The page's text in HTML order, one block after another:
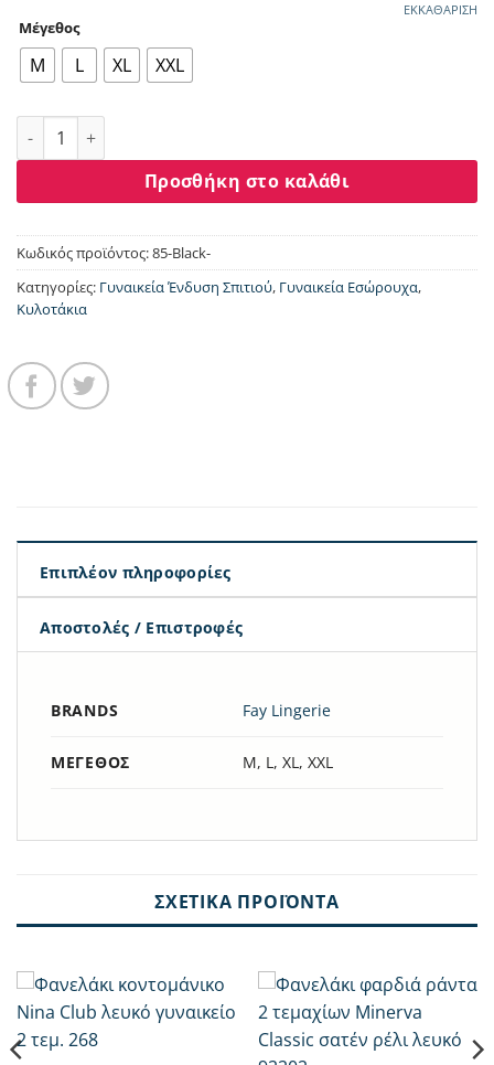
Μέγεθος
M L XL XXL
ΕΚΚΑΘΆΡΙΣΗ
Γυναικεία κυλότα 2/4 Φαρδύ λαστίχο "Classic" Fay Lingerie
Προσθήκη στο καλάθι
Κωδικός προϊόντος:85-Black-
Κατηγορίες: Γυναικεία Ένδυση Σπιτιού, Γυναικεία Εσώρουχα,
Κυλοτάκια
Επιπλέον πληροφορίες
Αποστολές / Επιστροφές
BRANDS Fay Lingerie
ΜΈΓΕΘΟΣ M, L, XL, XXL
ΣΧΕΤΙΚΆ ΠΡΟΪΌΝΤΑ